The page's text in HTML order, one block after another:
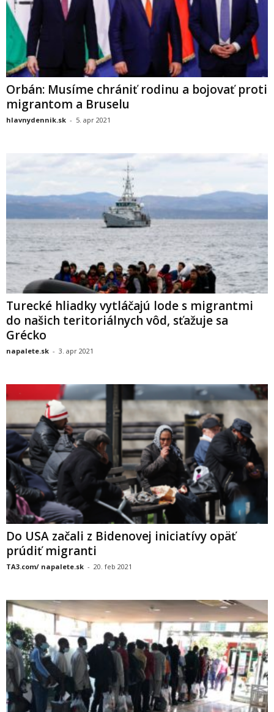
Orbán: Musíme chrániť rodinu a bojovať proti
migrantom a Bruselu
hlavnydennik.sk - 5. apr 2021
Turecké hliadky vytláčajú lode s migrantmi
do našich teritoriálnych vôd, sťažuje sa
Grécko
napalete.sk - 3. apr 2021
Do USA začali z Bidenovej iniciatívy opäť
prúdiť migranti
TA3.com/ napalete.sk - 20. feb 2021